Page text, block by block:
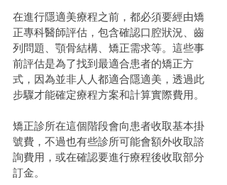
在進行隱適美療程之前，都必須要經由矯
正專科醫師評估，包含確認口腔狀況、齒
列問題、顎骨結構、矯正需求等。這些事
前評估是為了找到最適合患者的矯正方
式，因為並非人人都適合隱適美，透過此
步驟才能確定療程方案和計算實際費用。
矯正診所在這個階段會向患者收取基本掛
號費，不過也有些診所可能會額外收取諮
詢費用，或在確認要進行療程後收取部分
訂金。